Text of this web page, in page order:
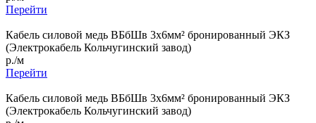
Перейти
Кабель силовой медь ВБбШв 3x6мм² бронированный ЭКЗ
(Электрокабель Кольчугинский завод)
р./м
Перейти
Кабель силовой медь ВБбШв 3x6мм² бронированный ЭКЗ
(Электрокабель Кольчугинский завод)